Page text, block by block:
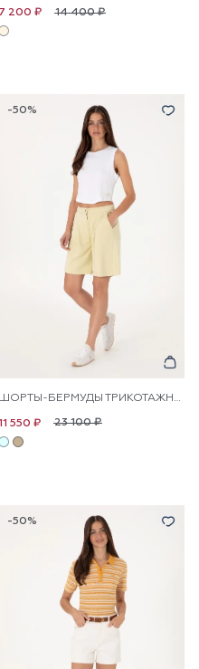
14 400 ₽
7 200 ₽
-50%
ШОРТЫ-БЕРМУДЫ ТРИКОТАЖНЫЕ
23 100 ₽
550 ₽
-50%